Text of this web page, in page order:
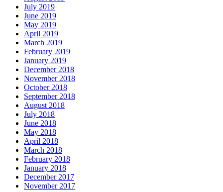
July 2019
June 2019
May 2019
April 2019
March 2019
February 2019
January 2019
December 2018
November 2018
October 2018
September 2018
August 2018
July 2018
June 2018
May 2018
April 2018
March 2018
February 2018
January 2018
December 2017
November 2017